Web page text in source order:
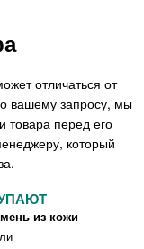
отличаться от
вашему запросу, мы
товара перед его
который
из кожи